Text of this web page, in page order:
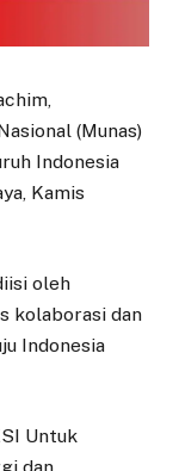
(Munas)
Indonesia
Kamis
oleh
kolaborasi dan
Indonesia
Untuk